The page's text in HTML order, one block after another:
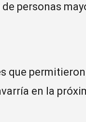
personas
que
en la